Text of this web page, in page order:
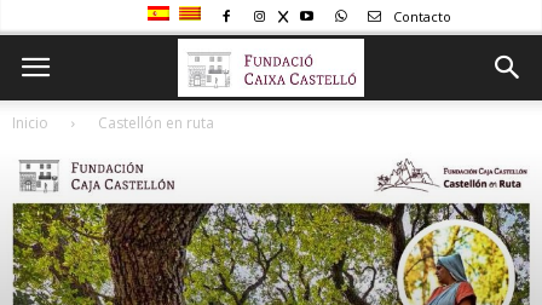
Contacto
Inicio Castellón en ruta